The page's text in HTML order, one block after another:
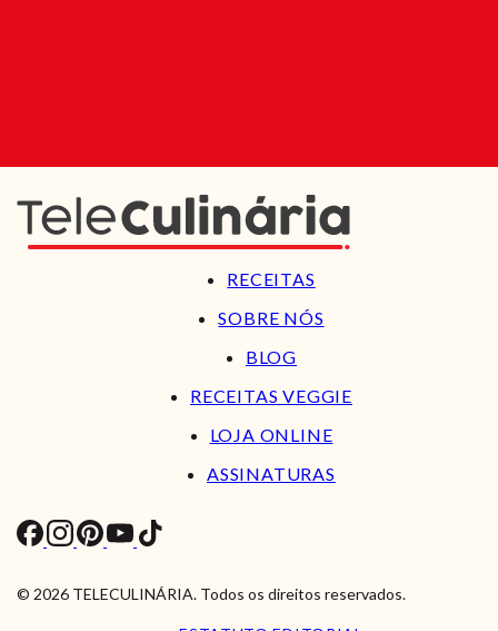
RECEITAS
SOBRE NÓS
BLOG
RECEITAS VEGGIE
LOJA ONLINE
ASSINATURAS
© 2026 TELECULINÁRIA. Todos os direitos reservados.